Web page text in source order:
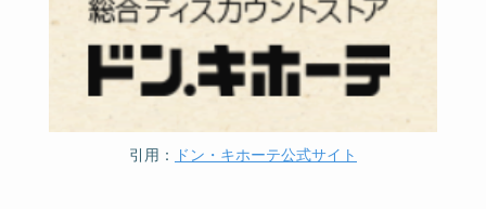
引用： ドン・キホーテ公式サイト